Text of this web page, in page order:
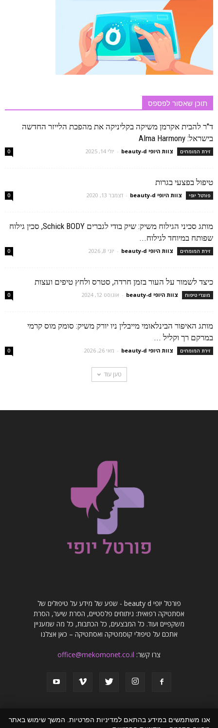
תוכן שאסור לפספס
ד"ר להבית אקרמן משיקה בקליניקה את מהפכת הלייזר החדשה
בישראל: Alma Harmony
זירת המומחים צוות היופי beauty-d - יולי 14, 2025 0
טיפול בפצעי בגרות
פורטל יופי צוות היופי beauty-d - דצמבר 13, 2020 0
מותג סכיני הגילוח משיק: שיק בודי לגברים Schick BODY, סכין גילוח
שפותח במיוחד לגילוח...
זירת המומחים צוות היופי beauty-d - יוני 8, 2026 0
כיצד לשמור על העור בזמן חרדה, סטרס ולחץ טיפים ועצות
מוצרי טיפוח צוות היופי beauty-d - אוגוסט 12, 2024 0
מותג האיפור הבינלאומי מייבלין ניו יורק משיק: סומק מוס קרמי
במרקם רך וקליל ...
זירת המומחים צוות היופי beauty-d - מאי 26, 2026 0
טען עוד
פורטל יופי beauty d - שפע של מידע על טיפולים של
אסתטיקה רפואית: ניתוחים פלסטיים, הסרת שיער, הסרת
משקפיים ועוד. כל המבצעים, כל הכתבות, כל מה שמעניין
אתכם על טיפולי קוסמטיקה ואסתטיקה – כאן אצלנו
צרו קשר: office@mekomonet.co.il
אנו משתמשים במידע בהתאם למדיניות הפרטיות. המשך שימוש באתר